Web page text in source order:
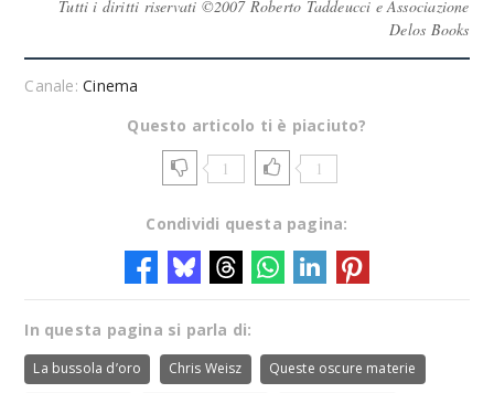
Tutti i diritti riservati ©2007 Roberto Taddeucci e Associazione
Delos Books
Canale:Cinema
Questo articolo ti è piaciuto?
1 1
Condividi questa pagina:
In questa pagina si parla di:
La bussola d’oro Chris Weisz Queste oscure materie